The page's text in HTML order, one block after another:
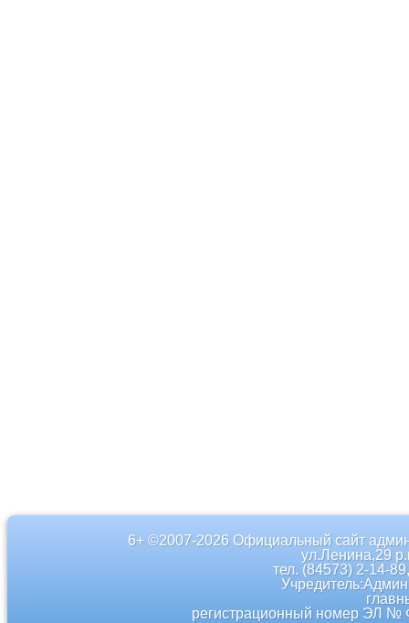
6+ ©2007-2026 Официальный сайт
ул.Ленина,29
тел. (84573) 2-14-
регистрационный номер ЭЛ №